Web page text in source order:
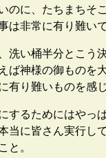
に、たちまちそ
は非常に有り難いで
い桶半分とこう
神様の御ものを
り難いものを感
るためにはやっ
に皆さん実行し
と。